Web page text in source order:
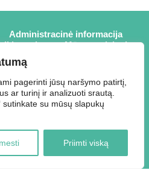
pagerinti jūsų naršymo patirtį,
ar turinį ir analizuoti srautą.
sutinkate su mūsų slapukų
Priimti viską
Administracinė informacija
sritys
Mūsų projektai
viešoji biblioteka,
Draugystės g. 2, LT-26110
80 788, el.p.:
Juridinių asmenų registre,
188207697.